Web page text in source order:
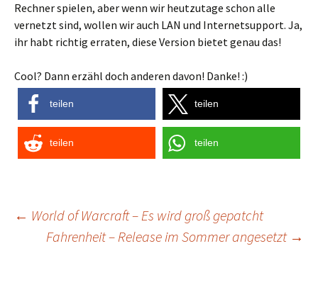
Rechner spielen, aber wenn wir heutzutage schon alle
vernetzt sind, wollen wir auch LAN und Internetsupport. Ja,
ihr habt richtig erraten, diese Version bietet genau das!
Cool? Dann erzähl doch anderen davon! Danke! :)
teilen teilen
teilen teilen
Post
← World of Warcraft – Es wird groß gepatcht
Fahrenheit – Release im Sommer angesetzt →